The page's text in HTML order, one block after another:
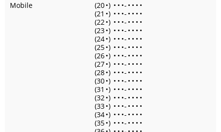
Mobile
(20•) • • •- • • • •
(21 •) • • •- • • • •
(22•) • • •- • • • •
(23•) • • •- • • • •
(24•) • • •- • • • •
(25•) • • •- • • • •
(26•) • • •- • • • •
(27•) • • •- • • • •
(28•) • • •- • • • •
(30•) • • •- • • • •
(31 •) • • •- • • • •
(32•) • • •- • • • •
(33•) • • •- • • • •
(34•) • • •- • • • •
(35•) • • •- • • • •